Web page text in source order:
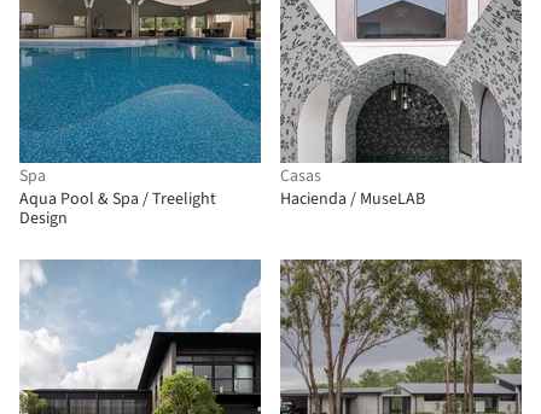
Spa
Aqua Pool & Spa / Treelight
Design
Casas
Hacienda / MuseLAB